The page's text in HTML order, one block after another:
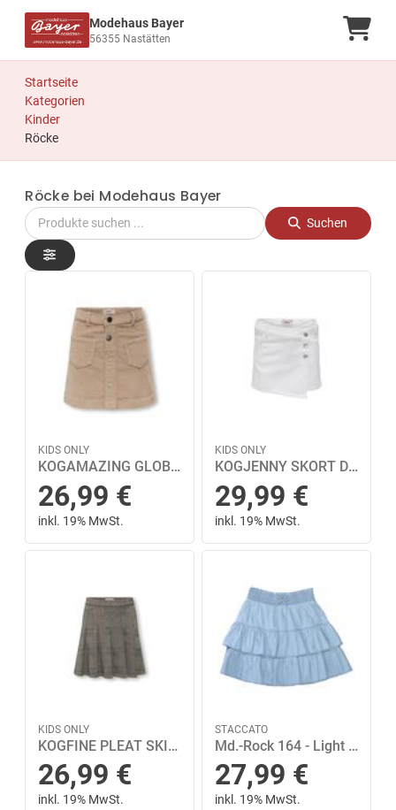
Modehaus Bayer
56355 Nastätten
Startseite
Kategorien
Kinder
Röcke
Röcke bei Modehaus Bayer
Suchen
KIDS ONLY
KOGAMAZING GLOBAL HW CORD SKIRT PNT NOOS 140 - Goat
26,99 €
inkl. 19% MwSt.
KIDS ONLY
KOGJENNY SKORT DNM PIM020 NOOS Weiß 152
29,99 €
inkl. 19% MwSt.
KIDS ONLY
KOGFINE PLEAT SKIRT JRS 140 - Seal Brown
26,99 €
inkl. 19% MwSt.
STACCATO
Md.-Rock 164 - Light Blue Denim
27,99 €
inkl. 19% MwSt.